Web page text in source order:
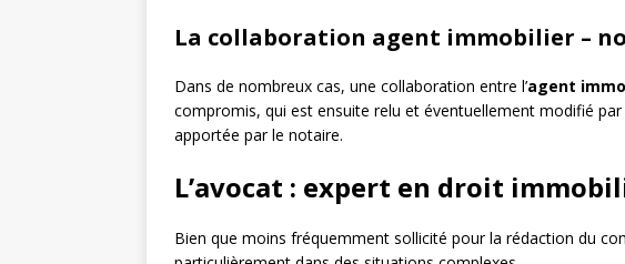
La collaboration agent immobilier –
Dans de nombreux cas, une collaboration entre l’agent
compromis, qui est ensuite relu et éventuellement modifié
apportée par le notaire.
L’avocat : expert en droit
Bien que moins fréquemment sollicité pour la rédaction du